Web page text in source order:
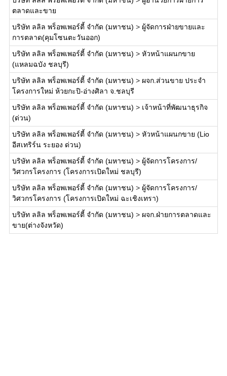
ตลาดและขาย
บริษัท ลลิล พร็อพเพอร์ตี้ จำกัด (มหาชน) > ผู้จัดการฝ่ายขายและ
การตลาด(คุมโซนตะวันออก)
บริษัท ลลิล พร็อพเพอร์ตี้ จำกัด (มหาชน) > หัวหน้าแผนกขาย
(แหลมฉบัง ชลบุรี)
บริษัท ลลิล พร็อพเพอร์ตี้ จำกัด (มหาชน) > ผจก.ส่วนขาย ประจำ
โครงการใหม่ ห้วยกะปิ-อ่างศิลา จ.ชลบุรี
บริษัท ลลิล พร็อพเพอร์ตี้ จำกัด (มหาชน) > เจ้าหน้าที่พัฒนาธุรกิจ
(ด่วน)
บริษัท ลลิล พร็อพเพอร์ตี้ จำกัด (มหาชน) > หัวหน้าแผนกขาย (Lio
อีสเทริร์น ระยอง ด่วน)
บริษัท ลลิล พร็อพเพอร์ตี้ จำกัด (มหาชน) > ผู้จัดการโครงการ/
วิศวกรโครงการ (โครงการเปิดใหม่ ชลบุรี)
บริษัท ลลิล พร็อพเพอร์ตี้ จำกัด (มหาชน) > ผู้จัดการโครงการ/
วิศวกรโครงการ (โครงการเปิดใหม่ ฉะเชิงเทรา)
บริษัท ลลิล พร็อพเพอร์ตี้ จำกัด (มหาชน) > ผจก.ฝ่ายการตลาดและ
ขาย(ต่างจังหวัด)